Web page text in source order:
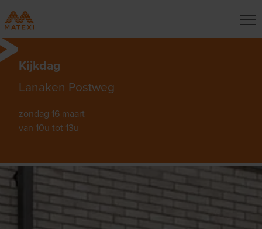
Kijkdag
Lanaken Postweg
zondag 16 maart
van 10u tot 13u